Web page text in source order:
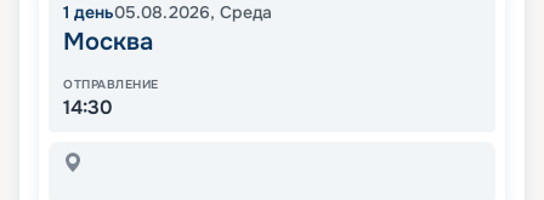
1 день05.08.2026, Среда
Москва
ОТПРАВЛЕНИЕ
14:30